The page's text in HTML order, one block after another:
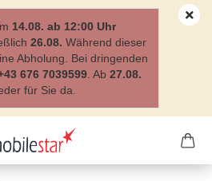
14.08. ab 12:00 Uhr
26.08. Während dieser
Abholung. Bei dringenden
676 7039599 . Ab 27.08.
für Sie da.